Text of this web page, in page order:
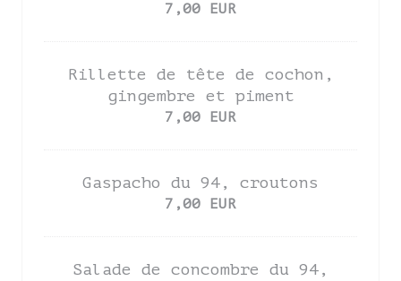
7,00 EUR
Rillette de tête de cochon,
gingembre et piment
7,00 EUR
Gaspacho du 94, croutons
7,00 EUR
Salade de concombre du 94,